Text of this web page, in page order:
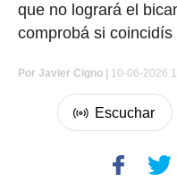
que no logrará el
comprobá si
Por Javier Cigno 10-06-2026